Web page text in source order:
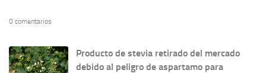
0 comentarios
Producto de stevia retirado del mercado
debido al peligro de aspartamo para